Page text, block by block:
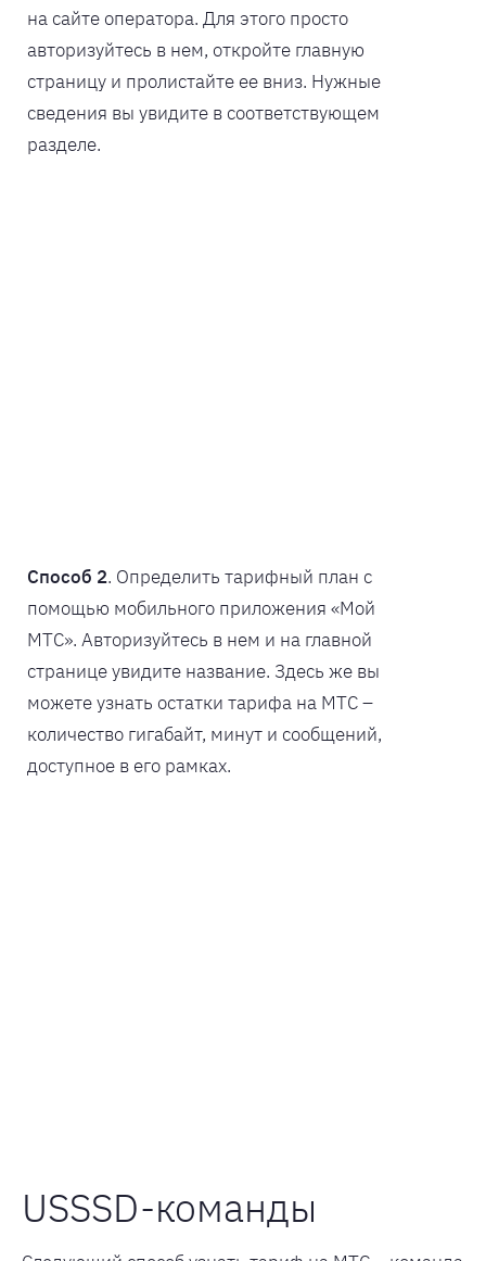
на сайте оператора. Для этого просто
авторизуйтесь в нем, откройте главную
страницу и пролистайте ее вниз. Нужные
сведения вы увидите в соответствующем
разделе.
Способ 2. Определить тарифный план с
помощью мобильного приложения «Мой
МТС». Авторизуйтесь в нем и на главной
странице увидите название. Здесь же вы
можете узнать остатки тарифа на МТС –
количество гигабайт, минут и сообщений,
доступное в его рамках.
USSSD-команды